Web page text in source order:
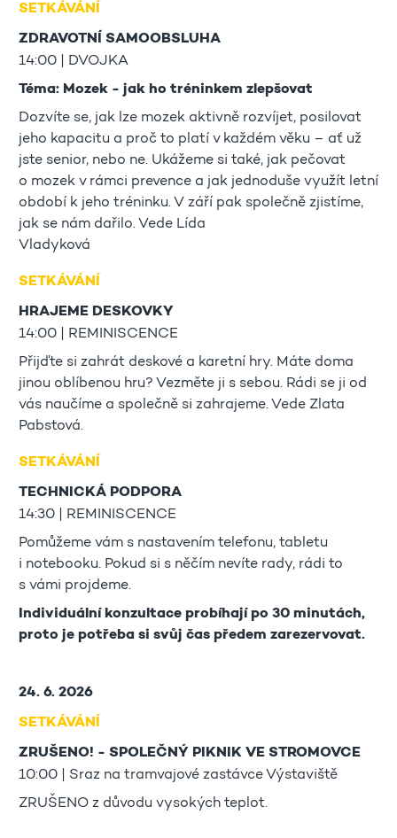
SETKÁVÁNÍ
ZDRAVOTNÍ SAMOOBSLUHA
14:00 | DVOJKA
Téma: Mozek - jak ho tréninkem zlepšovat
Dozvíte se, jak lze mozek aktivně rozvíjet, posilovat
jeho kapacitu a proč to platí v každém věku – ať už
jste senior, nebo ne. Ukážeme si také, jak pečovat
o mozek v rámci prevence a jak jednoduše využít letní
období k jeho tréninku. V září pak společně zjistíme,
jak se nám dařilo. Vede Lída
SETKÁVÁNÍ
HRAJEME DESKOVKY
14:00 | REMINISCENCE
Přijďte si zahrát deskové a karetní hry. Máte doma
jinou oblíbenou hru? Vezměte ji s sebou. Rádi se ji od
vás naučíme a společně si zahrajeme. Vede Zlata
Pabstová.
SETKÁVÁNÍ
TECHNICKÁ PODPORA
14:30 | REMINISCENCE
Pomůžeme vám s nastavením telefonu, tabletu
i notebooku. Pokud si s něčím nevíte rady, rádi to
s vámi projdeme.
Individuální konzultace probíhají po 30 minutách,
proto je potřeba si svůj čas předem zarezervovat.
24. 6. 2026
SETKÁVÁNÍ
ZRUŠENO! - SPOLEČNÝ PIKNIK VE STROMOVCE
10:00 | Sraz na tramvajové zastávce Výstaviště
ZRUŠENO z důvodu vysokých teplot.